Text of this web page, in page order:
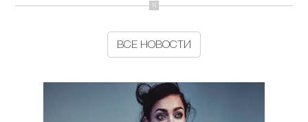
ДЕТИ
НОВОСТИ
ВСЕ НОВОСТИ